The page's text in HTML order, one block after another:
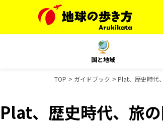
国と地域
TOP ガイドブック Plat、歴史時代
Plat、歴史時代、旅